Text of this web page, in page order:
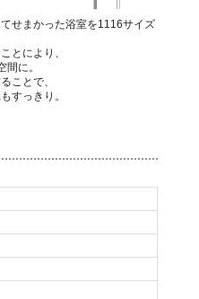
せまかった浴室を1116サイズ
とにより、
に。
ことで、
すっきり。